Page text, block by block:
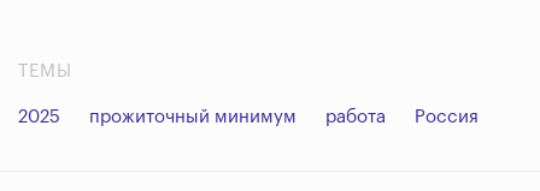
ТЕМЫ
2025 прожиточный минимум работа Россия